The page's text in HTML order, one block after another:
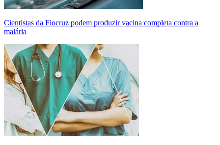
Cientistas da Fiocruz podem produzir vacina completa contra a
malária